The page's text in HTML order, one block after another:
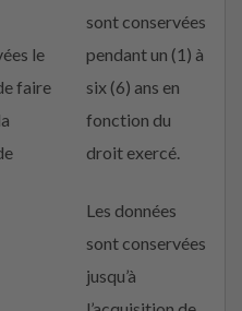
le
faire
sont conservées
pendant un (1) à
six (6) ans en
fonction du
droit exercé.
Les données
sont conservées
jusqu’à